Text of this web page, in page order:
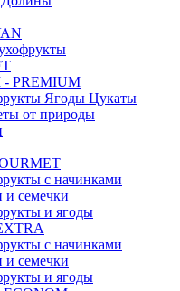
PREMIUM
Ягоды Цукаты
от природы
с начинками
и семечки
и ягоды
с начинками
и семечки
и ягоды